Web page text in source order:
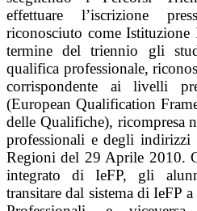
effettuare l’iscrizione
riconosciuto come
termine del triennio gli
qualifica professionale,
corrispondente ai livelli
(European Qualification
delle Qualifiche), ricompresa
professionali e degli
Regioni del 29 Aprile 2010.
integrato di IeFP, gli
transitare dal sistema di IeFP